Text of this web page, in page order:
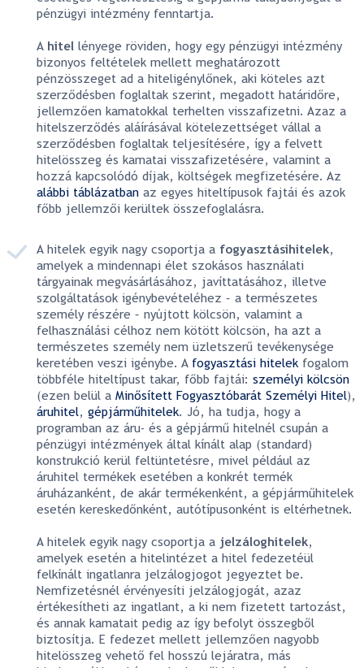
pénzügyi intézmény fenntartja.
A hitel lényege röviden, hogy egy pénzügyi intézmény
bizonyos feltételek mellett meghatározott
pénzösszeget ad a hiteligénylőnek, aki köteles azt
szerződésben foglaltak szerint, megadott határidőre,
jellemzően kamatokkal terhelten visszafizetni. Azaz a
hitelszerződés aláírásával kötelezettséget vállal a
szerződésben foglaltak teljesítésére, így a felvett
hitelösszeg és kamatai visszafizetésére, valamint a
hozzá kapcsolódó díjak, költségek megfizetésére. Az
alábbi táblázatban az egyes hiteltípusok fajtái és azok
főbb jellemzői kerültek összefoglalásra.
A hitelek egyik nagy csoportja a fogyasztásihitelek,
amelyek a mindennapi élet szokásos használati
tárgyainak megvásárlásához, javíttatásához, illetve
szolgáltatások igénybevételéhez – a természetes
személy részére – nyújtott kölcsön, valamint a
felhasználási célhoz nem kötött kölcsön, ha azt a
természetes személy nem üzletszerű tevékenysége
keretében veszi igénybe. A fogyasztási hitelek fogalom
többféle hiteltípust takar, főbb fajtái: személyi kölcsön
(ezen belül a Minősített Fogyasztóbarát Személyi Hitel),
áruhitel, gépjárműhitelek. Jó, ha tudja, hogy a
programban az áru- és a gépjármű hitelnél csupán a
pénzügyi intézmények által kínált alap (standard)
konstrukció kerül feltüntetésre, mivel például az
áruhitel termékek esetében a konkrét termék
áruházanként, de akár termékenként, a gépjárműhitelek
esetén kereskedőnként, autótípusonként is eltérhetnek.
A hitelek egyik nagy csoportja a jelzáloghitelek,
amelyek esetén a hitelintézet a hitel fedezetéül
felkínált ingatlanra jelzálogjogot jegyeztet be.
Nemfizetésnél érvényesíti jelzálogjogát, azaz
értékesítheti az ingatlant, a ki nem fizetett tartozást,
és annak kamatait pedig az így befolyt összegből
biztosítja. E fedezet mellett jellemzően nagyobb
hitelösszeg vehető fel hosszú lejáratra, más